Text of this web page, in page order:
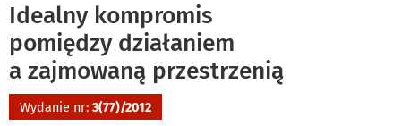
Idealny kompromis
pomiędzy działaniem
a zajmowaną przestrzenią
Wydanie nr: 3(77)/2012